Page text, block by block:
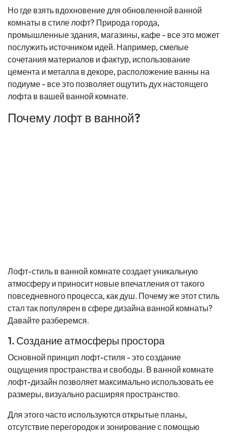
Но где взять вдохновение для обновленной ванной
комнаты в стиле лофт? Природа города,
промышленные здания, магазины, кафе - все это может
послужить источником идей. Например, смелые
сочетания материалов и фактур, использование
цемента и металла в декоре, расположение ванны на
подиуме - все это позволяет ощутить дух настоящего
лофта в вашей ванной комнате.
Почему лофт в ванной?
Лофт-стиль в ванной комнате создает уникальную
атмосферу и приносит новые впечатления от такого
повседневного процесса, как душ. Почему же этот стиль
стал так популярен в сфере дизайна ванной комнаты?
Давайте разберемся.
1. Создание атмосферы простора
Основной принцип лофт-стиля - это создание
ощущения пространства и свободы. В ванной комнате
лофт-дизайн позволяет максимально использовать ее
размеры, визуально расширяя пространство.
Для этого часто используются открытые планы,
отсутствие перегородок и зонирование с помощью